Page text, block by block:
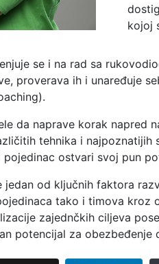
kojoj
se i na rad sa
proverava ih i unaređuje
da naprave korak
tehnika i
ostvari svoj pun
jedan od ključnih faktora
tako i timova
zajednčkih ciljeva
potencijal za